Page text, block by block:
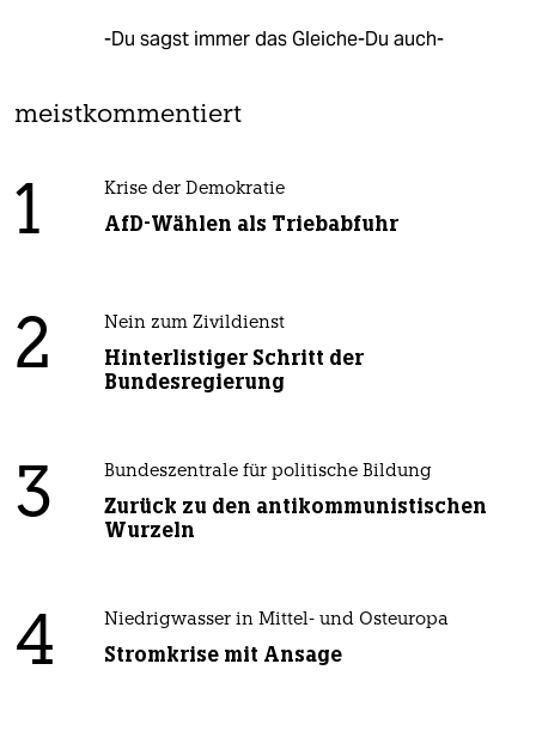
-Du sagst immer das Gleiche-Du auch-
meistkommentiert
1 Krise der Demokratie
AfD-Wählen als Triebabfuhr
2 Nein zum Zivildienst
Hinterlistiger Schritt der
Bundesregierung
3 Bundeszentrale für politische Bildung
Zurück zu den antikommunistischen
Wurzeln
4 Niedrigwasser in Mittel- und Osteuropa
Stromkrise mit Ansage